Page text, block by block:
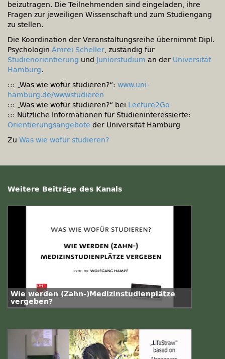
beizutragen. Die Teilnehmenden sind eingeladen, ihre
Fragen zur jeweiligen Wissenschaft und zum Studiengang
zu stellen.
Die Koordination der Veranstaltungsreihe übernimmt Dipl.
Psychologin Amrei Scheller, zuständig für
Studienorientierung und Juniorstudium an der Universität
Hamburg.
::: „Was wie wofür studieren?“: www.uni-
hamburg.de/wwwstudieren
::: „Was wie wofür studieren?“ bei Lecture2Go
::: Nützliche Informationen für Studieninteressierte:
Orientierungsangebote der Universität Hamburg
Zu Was wie wofür studieren?
Weitere Beiträge des Kanals
Wie werden (Zahn-)Medizinstudienplätze
vergeben?